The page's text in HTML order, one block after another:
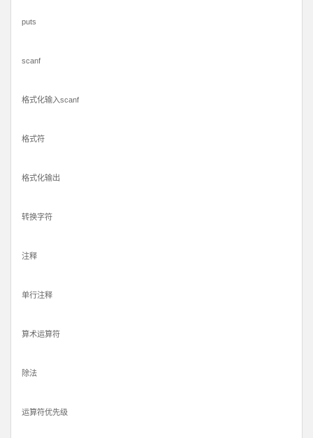
puts
scanf
格式化输入scanf
格式符
格式化输出
转换字符
注释
单行注释
算术运算符
除法
运算符优先级